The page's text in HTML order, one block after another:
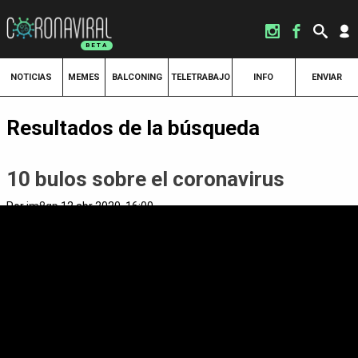
NOTICIAS MEMES BALCONING TELETRABAJO INFO ENVIAR
Resultados de la búsqueda
10 bulos sobre el coronavirus
Porjm8gp12 abr 2020, 16:00